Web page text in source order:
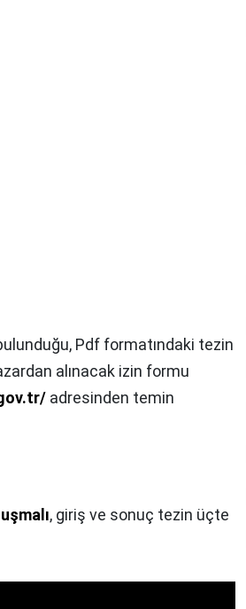
Pdf formatındaki tezin
alınacak izin formu
adresinden temin
, giriş ve sonuç tezin üçte